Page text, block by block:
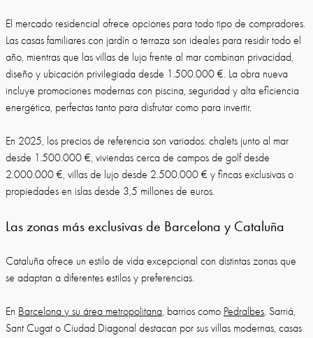
El mercado residencial ofrece opciones para todo tipo de compradores.
Las casas familiares con jardín o terraza son ideales para residir todo el
año, mientras que las villas de lujo frente al mar combinan privacidad,
diseño y ubicación privilegiada desde 1.500.000 €. La obra nueva
incluye promociones modernas con piscina, seguridad y alta eficiencia
energética, perfectas tanto para disfrutar como para invertir.
En 2025, los precios de referencia son variados: chalets junto al mar
desde 1.500.000 €, viviendas cerca de campos de golf desde
2.000.000 €, villas de lujo desde 2.500.000 € y fincas exclusivas o
propiedades en islas desde 3,5 millones de euros.
Las zonas más exclusivas de Barcelona y Cataluña
Cataluña ofrece un estilo de vida excepcional con distintas zonas que
se adaptan a diferentes estilos y preferencias.
En Barcelona y su área metropolitana, barrios como Pedralbes, Sarriá,
Sant Cugat o Ciudad Diagonal destacan por sus villas modernas, casas